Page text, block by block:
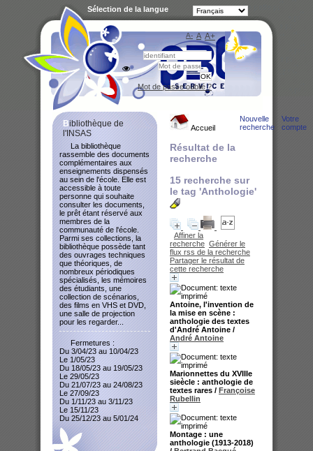
Accueil
Nouvelle
recherche
Votre
compte
Résultat de la
recherche
15 recherche sur
le tag 'Anthologie'
Affiner la
recherche Générer le
flux rss de la recherche
Partager le résultat de
cette recherche
Antoine, l'invention de
la mise en scène :
anthologie des textes
d'André Antoine /
André Antoine
Marionnettes du XVIIIe
sieècle : anthologie de
textes rares / Françoise
Rubellin
Montage : une
anthologie (1913-2018)
Bibliothèque de
l'INSAS
La bibliothèque
rassemble des documents
complémentaires aux
enseignements dispensés
au sein de l'école. Elle est
accessible à toute
personne qui souhaite
consulter les documents,
le prêt étant réservé aux
membres de la
communauté de l'école.
Parmi ses collections, la
bibliothèque possède tant
des ouvrages techniques
que théoriques, de
nombreux périodiques
spécialisés, les mémoires
des étudiants, une
collection de scénarios,
des films en VHS et DVD,
une salle de projection
pour les regarder...
Fermetures :
Du 3/04/23 au 10/04/23
Le 1/05/23
Du 18/05/23 au 19/05/23
Le 29/05/23
Du 21/07/23 au 24/08/23
Le 27/09/23
Du 1/11/23 au 3/11/23
Le 15/11/23
Du 25/12/23 au 5/01/24
A- A A+
Sélection de la langue
Mot de passe oublié ?